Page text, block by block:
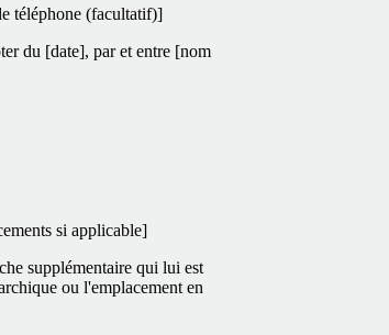
téléphone (facultatif)]
du [date], par et entre [nom
si applicable]
supplémentaire qui lui est
ou l'emplacement en